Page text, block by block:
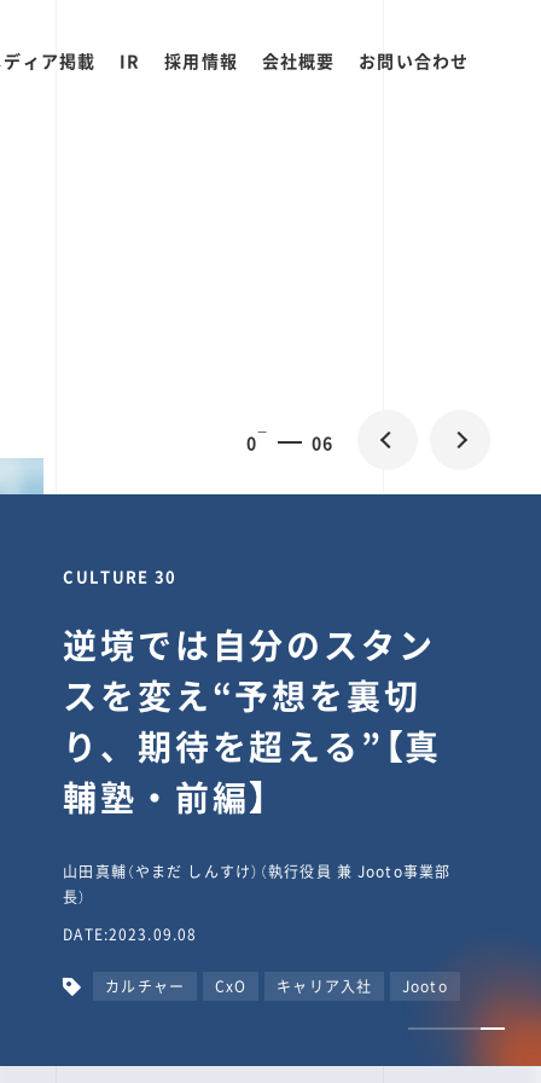
ィア掲載 IR 採用情報 会社概要 お問い合わせ
0 06
CULTURE 30
逆境では自分のスタン
スを変え“予想を裏切
り、期待を超える”【真
輔塾・前編】
山田真輔（やまだ しんすけ）（執行役員 兼 Jooto事業部
長）
DATE:2023.09.08
カルチャー CxO キャリア入社 Jooto